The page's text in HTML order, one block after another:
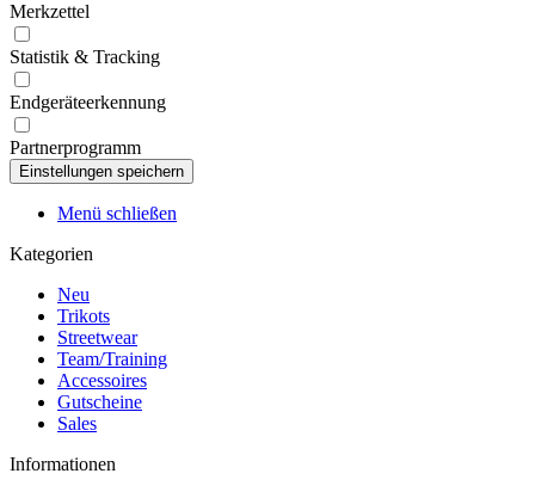
Merkzettel
Statistik & Tracking
Endgeräteerkennung
Partnerprogramm
Menü schließen
Kategorien
Neu
Trikots
Streetwear
Team/Training
Accessoires
Gutscheine
Sales
Informationen